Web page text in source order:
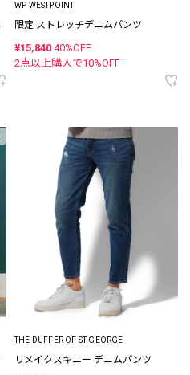
WP WESTPOINT
限定 ストレッチデニムパンツ
¥15,840 40%OFF
2点以上購入で10%OFF
THE DUFFER OF ST.GEORGE
リメイクスキニー デニムパンツ